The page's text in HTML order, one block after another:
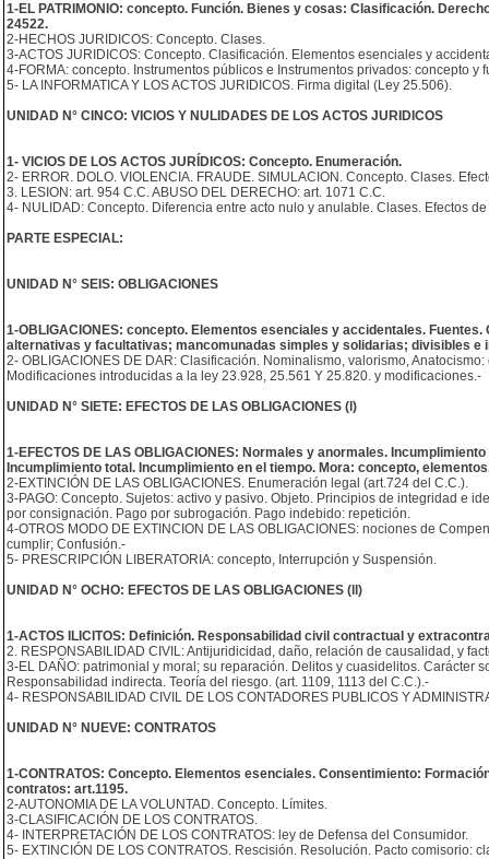
1-EL PATRIMONIO: concepto. Función. Bienes y cosas: Clasificación.
24522.
2-HECHOS JURIDICOS: Concepto. Clases.
3-ACTOS JURIDICOS: Concepto. Clasificación. Elementos esenciales y
4-FORMA: concepto. Instrumentos públicos e Instrumentos privados: concepto y
5- LA INFORMATICA Y LOS ACTOS JURIDICOS. Firma digital (Ley 25.506).
UNIDAD N° CINCO: VICIOS Y NULIDADES DE LOS ACTOS JURIDICOS
1- VICIOS DE LOS ACTOS JURÍDICOS: Concepto. Enumeración.
2- ERROR. DOLO. VIOLENCIA. FRAUDE. SIMULACION. Concepto. Clases.
3. LESION: art. 954 C.C. ABUSO DEL DERECHO: art. 1071 C.C.
4- NULIDAD: Concepto. Diferencia entre acto nulo y anulable. Clases. Efectos
PARTE ESPECIAL:
UNIDAD N° SEIS: OBLIGACIONES
1-OBLIGACIONES: concepto. Elementos esenciales y accidentales.
alternativas y facultativas; mancomunadas simples y solidarias; divisibles e
2- OBLIGACIONES DE DAR: Clasificación. Nominalismo, valorismo,
Modificaciones introducidas a la ley 23.928, 25.561 Y 25.820. y modificaciones.-
UNIDAD N° SIETE: EFECTOS DE LAS OBLIGACIONES (l)
1-EFECTOS DE LAS OBLIGACIONES: Normales y anormales.
Incumplimiento total. Incumplimiento en el tiempo. Mora: concepto,
2-EXTINCIÓN DE LAS OBLIGACIONES. Enumeración legal (art.724 del C.C.).
3-PAGO: Concepto. Sujetos: activo y pasivo. Objeto. Principios de integridad e
por consignación. Pago por subrogación. Pago indebido: repetición.
4-OTROS MODO DE EXTINCION DE LAS OBLIGACIONES: nociones de
cumplir; Confusión.-
5- PRESCRIPCIÓN LIBERATORIA: concepto, Interrupción y Suspensión.
UNIDAD N° OCHO: EFECTOS DE LAS OBLIGACIONES (ll)
1-ACTOS ILICITOS: Definición. Responsabilidad civil contractual y
2. RESPONSABILIDAD CIVIL: Antijuridicidad, daño, relación de causalidad, y
3-EL DAÑO: patrimonial y moral; su reparación. Delitos y cuasidelitos.
Responsabilidad indirecta. Teoría del riesgo. (art. 1109, 1113 del C.C.).-
4- RESPONSABILIDAD CIVIL DE LOS CONTADORES PUBLICOS Y
UNIDAD N° NUEVE: CONTRATOS
1-CONTRATOS: Concepto. Elementos esenciales. Consentimiento:
contratos: art.1195.
2-AUTONOMIA DE LA VOLUNTAD. Concepto. Límites.
3-CLASIFICACIÓN DE LOS CONTRATOS.
4- INTERPRETACIÓN DE LOS CONTRATOS: ley de Defensa del Consumidor.
5- EXTINCIÓN DE LOS CONTRATOS. Rescisión. Resolución. Pacto comisorio: